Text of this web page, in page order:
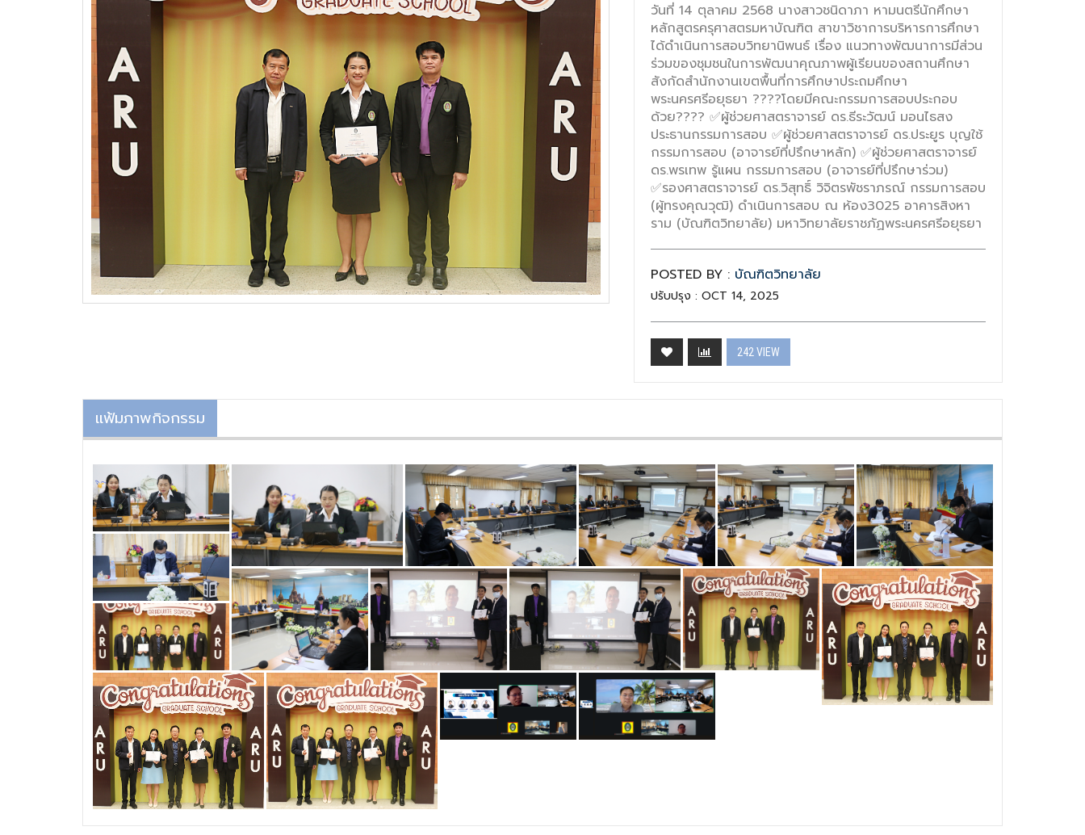
วันที่ 14 ตุลาคม 2568 นางสาวชนิดาภา หามนตรีนักศึกษา
หลักสูตรครุศาสตรมหาบัณฑิต สาขาวิชาการบริหารการศึกษา
ได้ดำเนินการสอบวิทยานิพนธ์ เรื่อง แนวทางพัฒนาการมีส่วน
ร่วมของชุมชนในการพัฒนาคุณภาพผู้เรียนของสถานศึกษา
สังกัดสำนักงานเขตพื้นที่การศึกษาประถมศึกษา
พระนครศรีอยุธยา ????โดยมีคณะกรรมการสอบประกอบ
ด้วย???? ✅ผู้ช่วยศาสตราจารย์ ดร.ธีระวัฒน์ มอนไธสง
ประธานกรรมการสอบ ✅ผู้ช่วยศาสตราจารย์ ดร.ประยูร บุญใช้
กรรมการสอบ (อาจารย์ที่ปรึกษาหลัก) ✅ผู้ช่วยศาสตราจารย์
ดร.พรเทพ รู้แผน กรรมการสอบ (อาจารย์ที่ปรึกษาร่วม)
✅รองศาสตราจารย์ ดร.วิสุทธิ์ วิจิตรพัชราภรณ์ กรรมการสอบ
(ผู้ทรงคุณวุฒิ) ดำเนินการสอบ ณ ห้อง3025 อาคารสิงหา
ราม (บัณฑิตวิทยาลัย) มหาวิทยาลัยราชภัฏพระนครศรีอยุธยา
POSTED BY : บัณฑิตวิทยาลัย
ปรับปรุง : OCT 14, 2025
242 VIEW
แฟ้มภาพกิจกรรม